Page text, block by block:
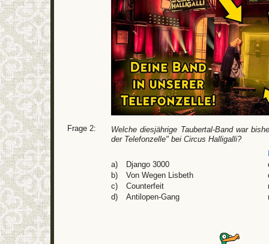
Frage 2:
Welche diesjährige Taubertal-Band war
der Telefonzelle" bei Circus Halligalli?
a)
Django 3000
b)
Von Wegen Lisbeth
c)
Counterfeit
d)
Antilopen-Gang